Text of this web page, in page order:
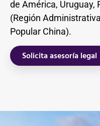
de América, Uruguay,
(Región
Popular China).
Solicita asesoría legal